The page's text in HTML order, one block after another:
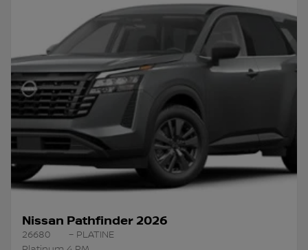
Nissan Pathfinder 2026
26680
– PLATINE